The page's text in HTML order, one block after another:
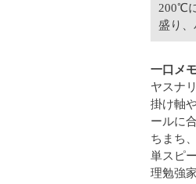
200℃
盛り、
一口メ
ヤスナ
掛け軸
ールに
ちまち
単スピ
理勉強